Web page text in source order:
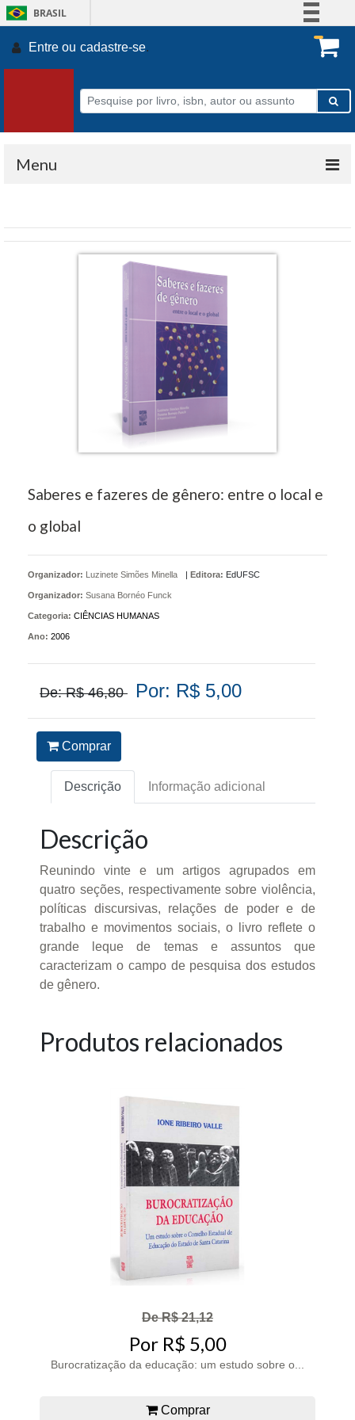
BRASIL
Participe
Acesso à informação
Legislação
Entre ou cadastre-se.
Menu
Saberes e fazeres de gênero: entre o local e
o global
Organizador: Luzinete Simões Minella
Organizador: Susana Bornéo Funck
| Editora: EdUFSC
Categoria: CIÊNCIAS HUMANAS
Ano: 2006
De: R$ 46,80 Por: R$ 5,00
Comprar
Descrição Informação adicional
Descrição
Reunindo vinte e um artigos agrupados em
quatro seções, respectivamente sobre violência,
políticas discursivas, relações de poder e de
trabalho e movimentos sociais, o livro reflete o
grande leque de temas e assuntos que
caracterizam o campo de pesquisa dos estudos
de gênero.
Produtos relacionados
De R$ 21,12
Por R$ 5,00
Burocratização da educação: um estudo sobre o...
Comprar